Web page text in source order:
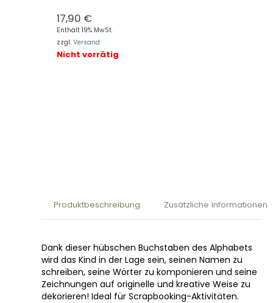
17,90 €
Enthält 19% MwSt.
zzgl. Versand
Nicht vorrätig
Produktbeschreibung Zusätzliche Informationen
Dank dieser hübschen Buchstaben des Alphabets
wird das Kind in der Lage sein, seinen Namen zu
schreiben, seine Wörter zu komponieren und seine
Zeichnungen auf originelle und kreative Weise zu
dekorieren! Ideal für Scrapbooking-Aktivitäten.